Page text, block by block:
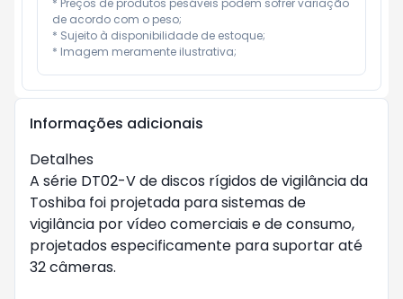
* Preços de produtos pesáveis podem sofrer variação
de acordo com o peso;
* Sujeito à disponibilidade de estoque;
* Imagem meramente ilustrativa;
Informações adicionais
Detalhes
A série DT02-V de discos rígidos de vigilância da
Toshiba foi projetada para sistemas de
vigilância por vídeo comerciais e de consumo,
projetados especificamente para suportar até
32 câmeras.